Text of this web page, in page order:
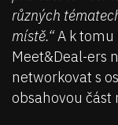
různých
místě.“A k
Meet&Deal-ers
networkovat s
obsahovou